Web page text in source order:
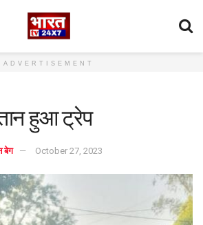
ADVERTISEMENT
हुआ ट्रेप
बेग October 27, 2023